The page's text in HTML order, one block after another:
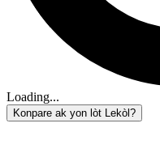
Loading...
Konpare ak yon lòt Lekòl?